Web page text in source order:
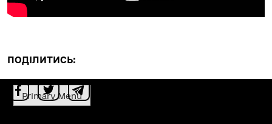
ПОДІЛИТИСЬ:
Primary Menu